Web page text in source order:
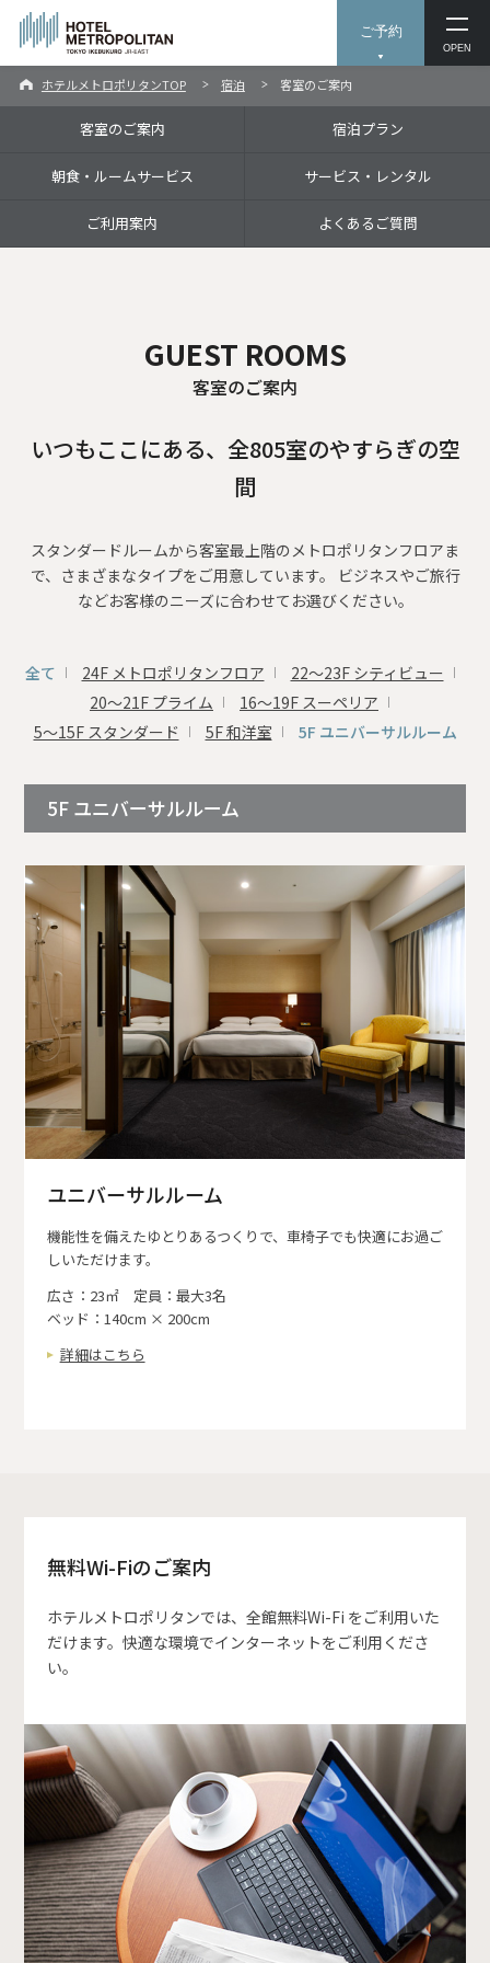
ご予約
OPEN
ホテルメトロポリタンTOP 宿泊 客室のご案内
客室のご案内 宿泊プラン
朝食・ルームサービス サービス・レンタル
ご利用案内 よくあるご質問
GUEST ROOMS
客室のご案内
いつもここにある、全805室のやすらぎの空
間
スタンダードルームから客室最上階のメトロポリタンフロアま
で、さまざまなタイプをご用意しています。 ビジネスやご旅行
などお客様のニーズに合わせてお選びください。
全て 24F メトロポリタンフロア
22～23F シティビュー
20～21F プライム
16～19F スーペリア
5～15F スタンダード
5F 和洋室 5F ユニバーサルルーム
5F ユニバーサルルーム
ユニバーサルルーム
機能性を備えたゆとりあるつくりで、車椅子でも快適にお過ご
しいただけます。
広さ：23㎡ 定員：最大3名
ベッド：140cm × 200cm
詳細はこちら
無料Wi-Fiのご案内
ホテルメトロポリタンでは、全館無料Wi-Fi をご利用いた
だけます。快適な環境でインターネットをご利用くださ
い。